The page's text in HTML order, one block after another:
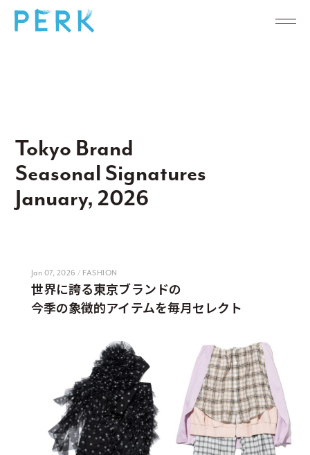
Tokyo Brand
Seasonal Signatures
January, 2026
Jan 07, 2026 / FASHION
世界に誇る東京ブランドの
今季の象徴的アイテムを毎月セレクト